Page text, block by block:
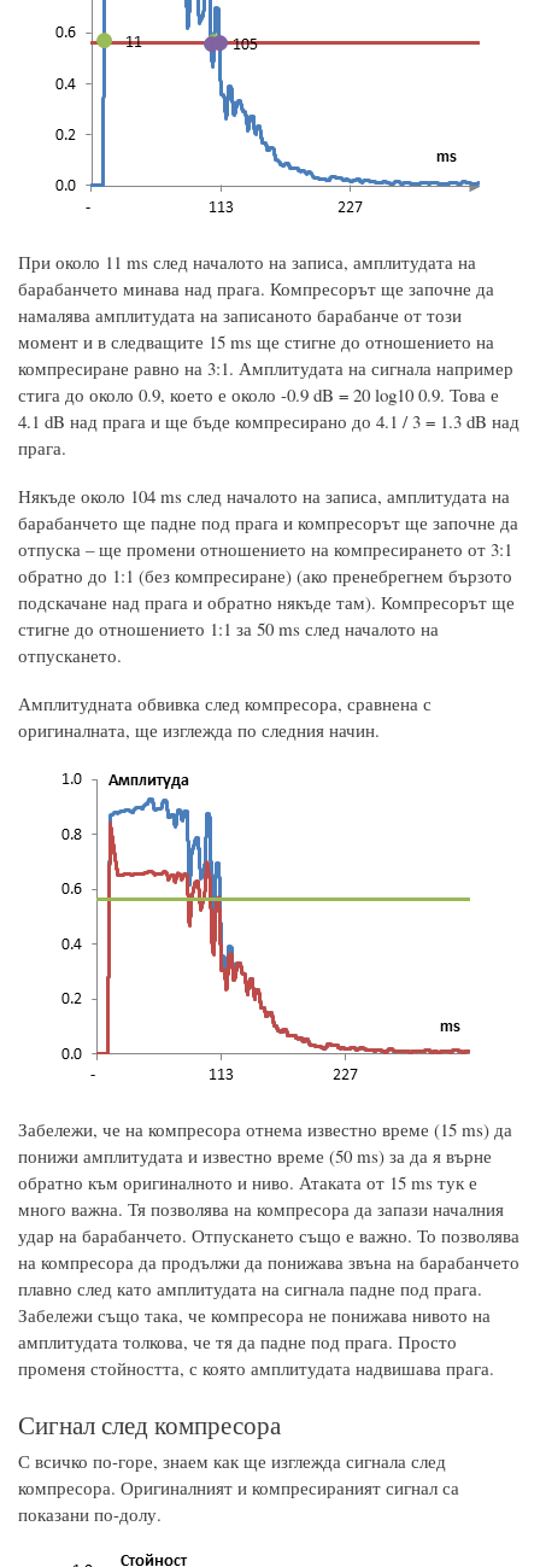
При около 11 ms след началото на записа, амплитудата на
барабанчето минава над прага. Компресорът ще започне да
намалява амплитудата на записаното барабанче от този
момент и в следващите 15 ms ще стигне до отношението на
компресиране равно на 3:1. Амплитудата на сигнала например
стига до около 0.9, което е около -0.9 dB = 20 log10 0.9. Това е
4.1 dB над прага и ще бъде компресирано до 4.1 / 3 = 1.3 dB над
прага.
Някъде около 104 ms след началото на записа, амплитудата на
барабанчето ще падне под прага и компресорът ще започне да
отпуска – ще промени отношението на компресирането от 3:1
обратно до 1:1 (без компресиране) (ако пренебрегнем бързото
подскачане над прага и обратно някъде там). Компресорът ще
стигне до отношението 1:1 за 50 ms след началото на
отпускането.
Амплитудната обвивка след компресора, сравнена с
оригиналната, ще изглежда по следния начин.
Забележи, че на компресора отнема известно време (15 ms) да
понижи амплитудата и известно време (50 ms) за да я върне
обратно към оригиналното и ниво. Атаката от 15 ms тук е
много важна. Тя позволява на компресора да запази началния
удар на барабанчето. Отпускането също е важно. То позволява
на компресора да продължи да понижава звъна на барабанчето
плавно след като амплитудата на сигнала падне под прага.
Забележи също така, че компресора не понижава нивото на
амплитудата толкова, че тя да падне под прага. Просто
променя стойността, с която амплитудата надвишава прага.
Сигнал след компресора
С всичко по-горе, знаем как ще изглежда сигнала след
компресора. Оригиналният и компресираният сигнал са
показани по-долу.